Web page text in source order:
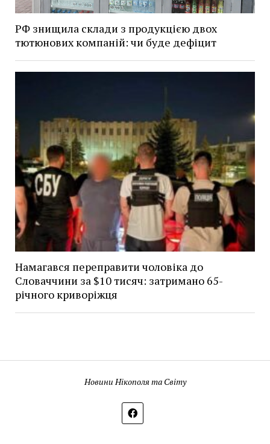
РФ знищила склади з продукцією двох
тютюнових компаній: чи буде дефіцит
Намагався переправити чоловіка до
Словаччини за $10 тисяч: затримано 65-
річного криворіжця
Новини Нікополя та Світу